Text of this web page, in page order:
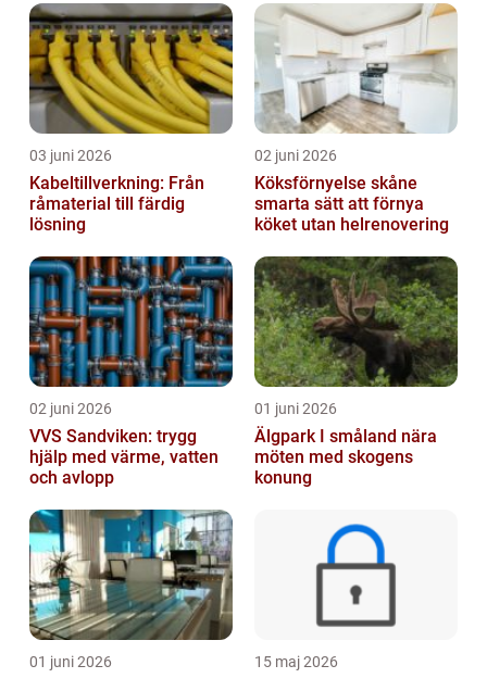
03 juni 2026
Kabeltillverkning: Från
råmaterial till färdig
lösning
02 juni 2026
Köksförnyelse skåne
smarta sätt att förnya
köket utan helrenovering
02 juni 2026
VVS Sandviken: trygg
hjälp med värme, vatten
och avlopp
01 juni 2026
Älgpark I småland nära
möten med skogens
konung
01 juni 2026 15 maj 2026